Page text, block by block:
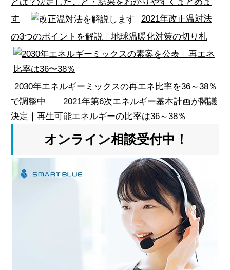
す
2021年改正温対法
の3つのポイントを解説｜地球温暖化対策の切り札
2030年エネルギーミックスの再エネ比率を36～38％
で調整中
2021年第6次エネルギー基本計画が閣議
決定｜再生可能エネルギーの比率は36～38％
オンライン相談受付中！